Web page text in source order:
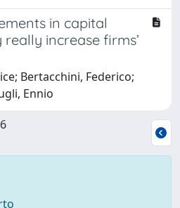
in capital
increase firms’
Bertacchini, Federico;
Ennio